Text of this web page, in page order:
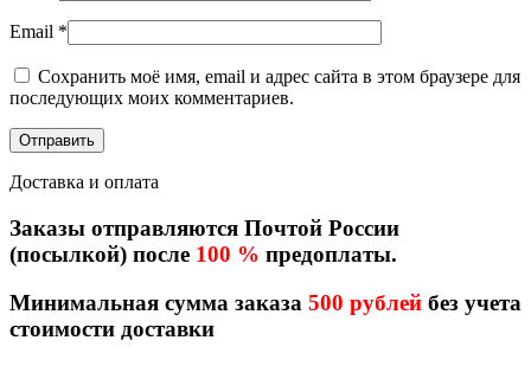
Email *
Сохранить моё имя, email и адрес сайта в этом браузере для
последующих моих комментариев.
Доставка и оплата
Заказы отправляются Почтой России
(посылкой) после 100 % предоплаты.
Минимальная сумма заказа 500 рублей без учета
стоимости доставки